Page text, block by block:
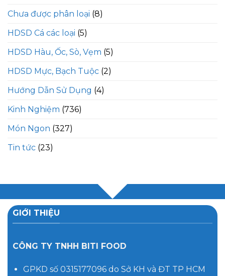
Chưa được phân loại (8)
HDSD Cá các loại (5)
HDSD Hàu, Ốc, Sò, Vẹm (5)
HDSD Mực, Bạch Tuộc (2)
Hướng Dẫn Sử Dụng (4)
Kinh Nghiệm (736)
Món Ngon (327)
Tin tức (23)
GIỚI THIỆU
CÔNG TY TNHH BITI FOOD
GPKD số 0315177096 do Sở KH và ĐT TP HCM